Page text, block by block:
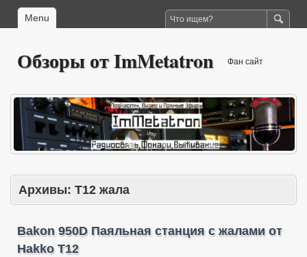
Menu
Обзоры от ImMetatron Фан сайт
Архивы: T12 жала
Bakon 950D Паяльная станция с жалами от
Hakko T12